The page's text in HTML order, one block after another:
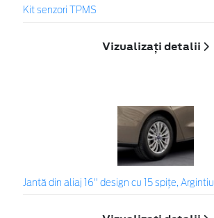
Kit senzori TPMS
Vizualizați detalii
Jantă din aliaj 16" design cu 15 spițe,